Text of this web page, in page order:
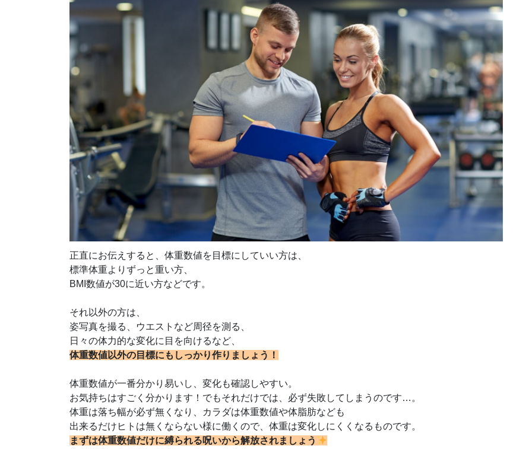
正直にお伝えすると、体重数値を目標にしていい方は、
標準体重よりずっと重い方、
BMI数値が30に近い方などです。
それ以外の方は、
姿写真を撮る、ウエストなど周径を測る、
日々の体力的な変化に目を向けるなど、
体重数値以外の目標にもしっかり作りましょう！
体重数値が一番分かり易いし、変化も確認しやすい。
お気持ちはすごく分かります！でもそれだけでは、必ず失敗してしまうのです…。
体重は落ち幅が必ず無くなり、カラダは体重数値や体脂肪なども
出来るだけヒトは無くならない様に働くので、体重は変化しにくくなるものです。
まずは体重数値だけに縛られる呪いから解放されましょう